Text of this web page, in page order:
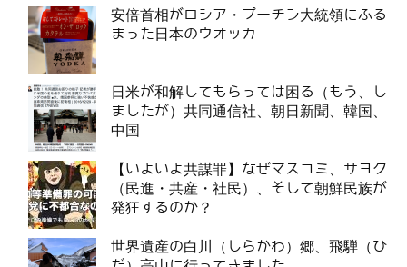
安倍首相がロシア・プーチン大統領にふる
まった日本のウオッカ
日米が和解してもらっては困る（もう、し
ましたが）共同通信社、朝日新聞、韓国、
中国
【いよいよ共謀罪】なぜマスコミ、サヨク
（民進・共産・社民）、そして朝鮮民族が
発狂するのか？
世界遺産の白川（しらかわ）郷、飛騨（ひ